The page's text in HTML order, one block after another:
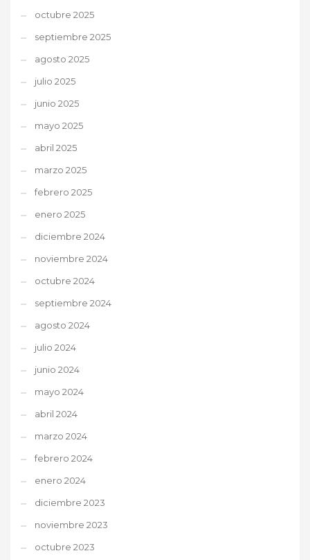
octubre 2025
septiembre 2025
agosto 2025
julio 2025
junio 2025
mayo 2025
abril 2025
marzo 2025
febrero 2025
enero 2025
diciembre 2024
noviembre 2024
octubre 2024
septiembre 2024
agosto 2024
julio 2024
junio 2024
mayo 2024
abril 2024
marzo 2024
febrero 2024
enero 2024
diciembre 2023
noviembre 2023
octubre 2023